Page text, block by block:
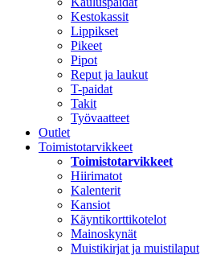
Kestokassit
Lippikset
Pikeet
Pipot
Reput ja laukut
T-paidat
Takit
Työvaatteet
Outlet
Toimistotarvikkeet
Toimistotarvikkeet
Hiirimatot
Kalenterit
Kansiot
Käyntikorttikotelot
Mainoskynät
Muistikirjat ja muistilaput